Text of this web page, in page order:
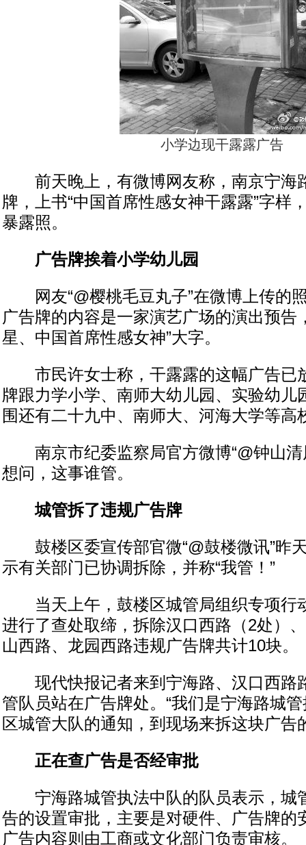
小学边现干露露广告
前天晚上，有微博网友称，南京宁海
牌，上书“中国首席性感女神干露露”字样
暴露照。
广告牌挨着小学幼儿园
网友“@樱桃毛豆丸子”在微博上传的
广告牌的内容是一家演艺广场的演出预告
星、中国首席性感女神”大字。
市民许女士称，干露露的这幅广告已
牌跟力学小学、南师大幼儿园、实验幼儿
围还有二十九中、南师大、河海大学等高
南京市纪委监察局官方微博“@钟山清
想问，这事谁管。
城管拆了违规广告牌
鼓楼区委宣传部官微“@鼓楼微讯”昨
示有关部门已协调拆除，并称“我管！”
当天上午，鼓楼区城管局组织专项行
进行了查处取缔，拆除汉口西路（2处）
山西路、龙园西路违规广告牌共计10块。
现代快报记者来到宁海路、汉口西路
管队员站在广告牌处。“我们是宁海路城
区城管大队的通知，到现场来拆这块广告
正在查广告是否经审批
宁海路城管执法中队的队员表示，城
告的设置审批，主要是对硬件、广告牌的
广告内容则由工商或文化部门负责审核。